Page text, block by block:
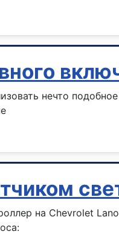
нечто подобное
на Chevrolet